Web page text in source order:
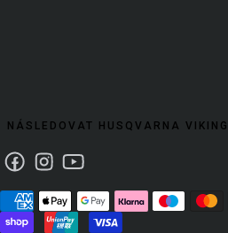
NÁSLEDOVAT HUSQVARNA VIKING